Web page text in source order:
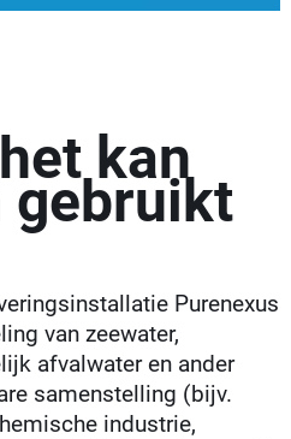
kan
gebruikt
Purenexus
van zeewater,
afvalwater en ander
samenstelling (bijv.
industrie,